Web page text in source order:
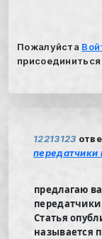
Пожалуйста
12213123
передатчики
предлагаю
Статья
называется